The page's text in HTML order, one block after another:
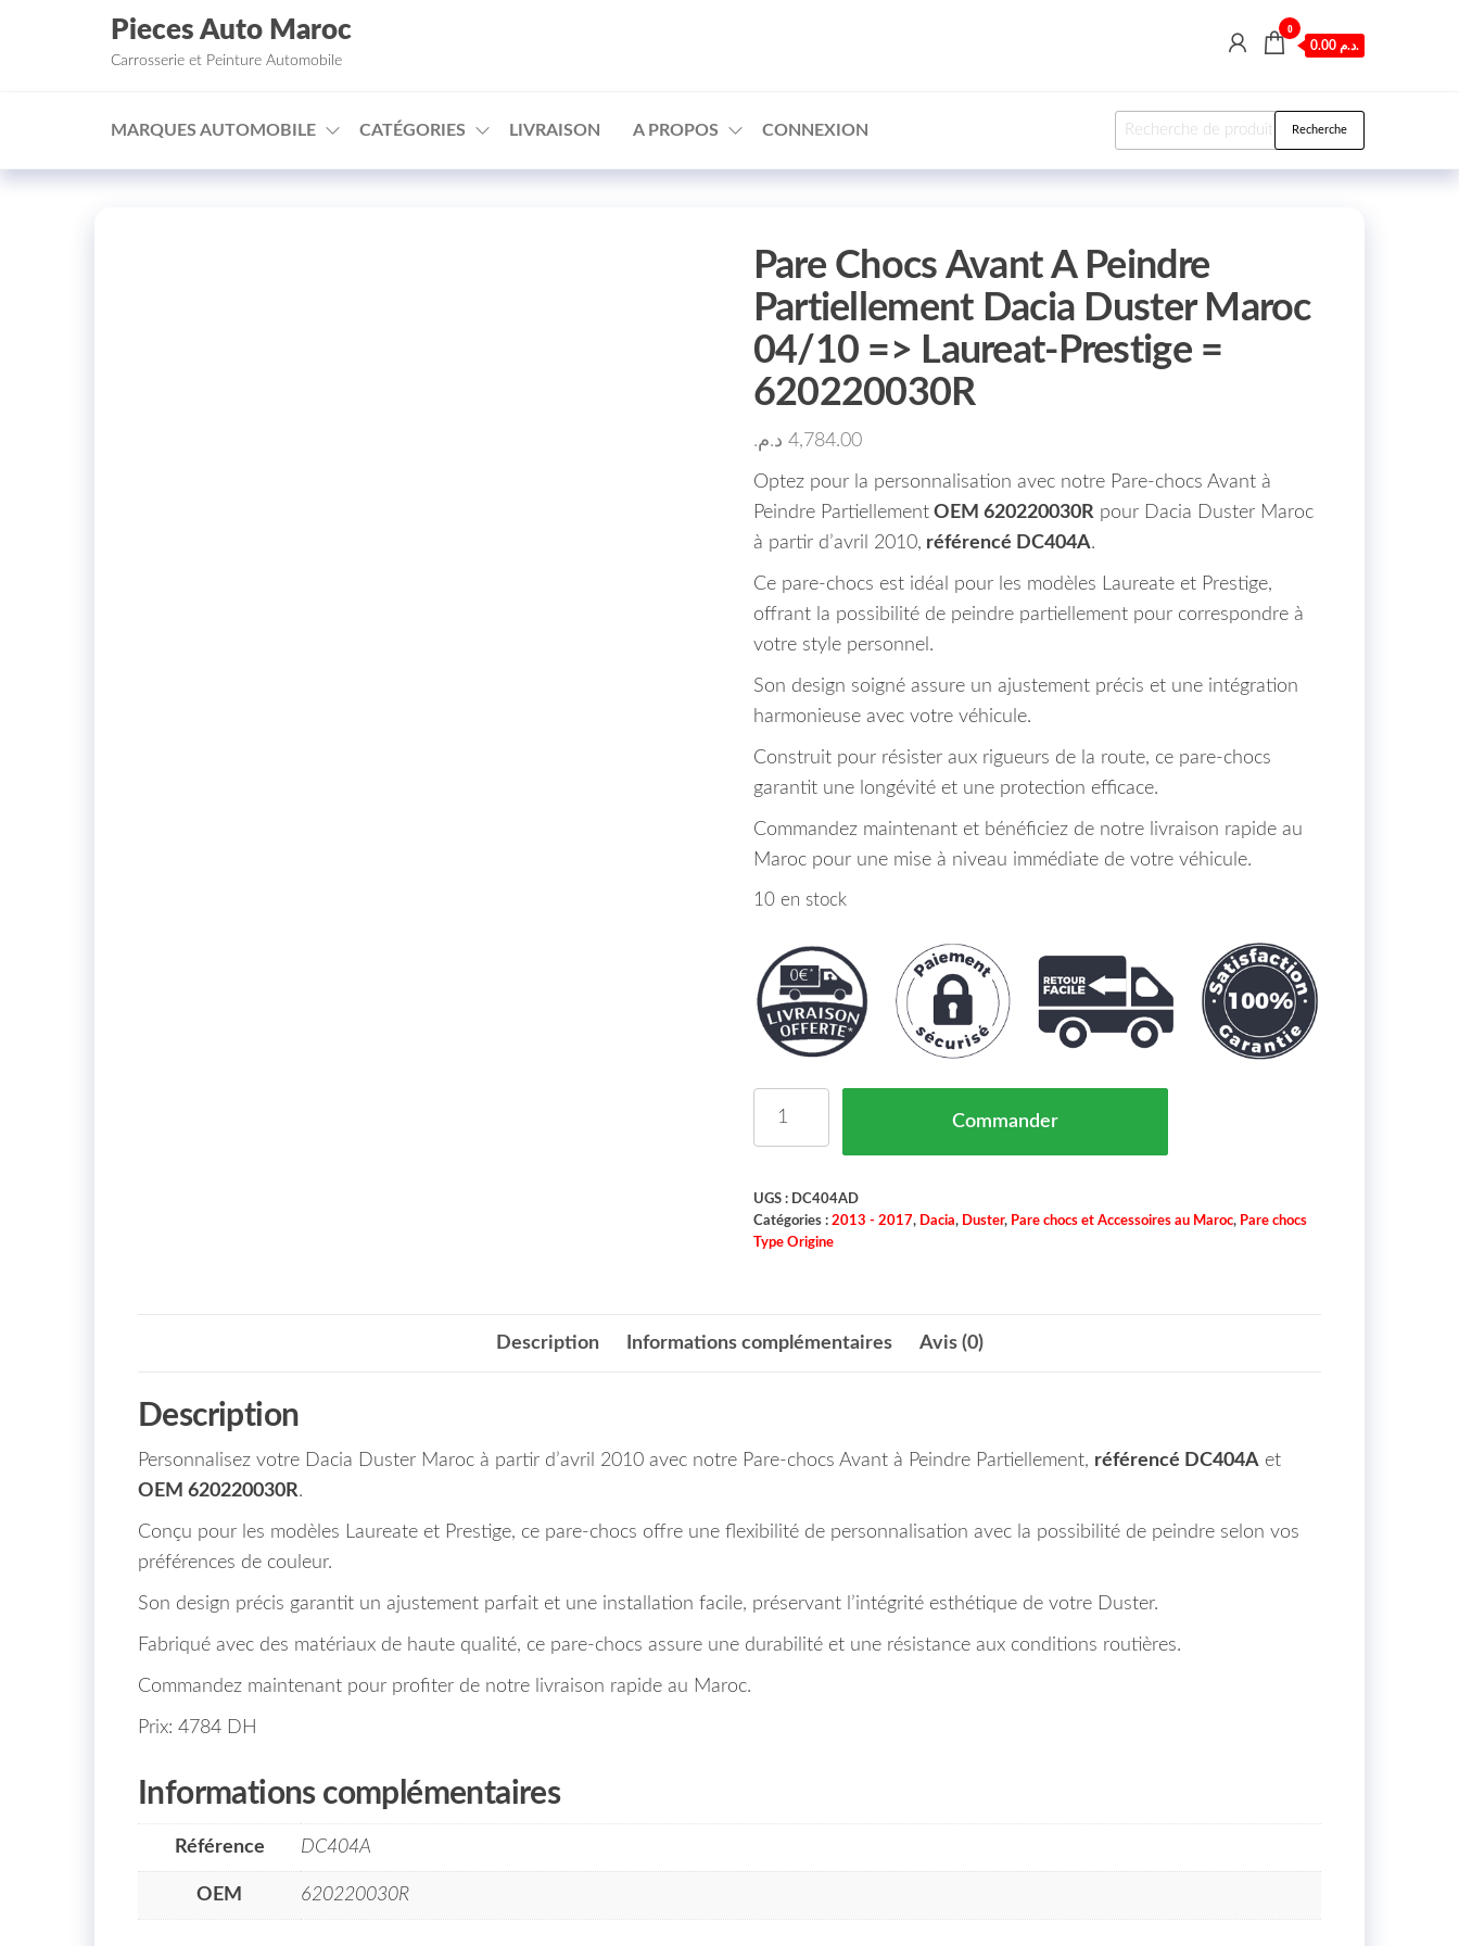
□
Aller au contenu
Pieces Auto Maroc
Carrosserie et Peinture Automobile
0
0.00 د.م.
MARQUES AUTOMOBILE CATÉGORIES LIVRAISON A PROPOS CONNEXION Recherche pour : Recherche
Pare Chocs Avant A Peindre
Partiellement Dacia Duster Maroc
04/10 => Laureat-Prestige =
620220030R
4,784.00 د.م.
Optez pour la personnalisation avec notre Pare-chocs Avant à
Peindre PartiellementOEM 620220030Rpour Dacia Duster Maroc
à partir d’avril 2010, référencé DC404A.
Ce pare-chocs est idéal pour les modèles Laureate et Prestige,
offrant la possibilité de peindre partiellement pour correspondre à
votre style personnel.
Son design soigné assure un ajustement précis et une intégration
harmonieuse avec votre véhicule.
Construit pour résister aux rigueurs de la route, ce pare-chocs
garantit une longévité et une protection efficace.
Commandez maintenant et bénéficiez de notre livraison rapide au
Maroc pour une mise à niveau immédiate de votre véhicule.
10 en stock
Commander
UGS : DC404AD
Catégories : 2013 - 2017, Dacia, Duster, Pare chocs et Accessoires au Maroc, Pare chocs
Type Origine
Description Informations complémentaires Avis (0)
Description
Personnalisez votre Dacia Duster Maroc à partir d’avril 2010 avec notre Pare-chocs Avant à Peindre Partiellement, référencé DC404A et
OEM 620220030R.
Conçu pour les modèles Laureate et Prestige, ce pare-chocs offre une flexibilité de personnalisation avec la possibilité de peindre selon vos
préférences de couleur.
Son design précis garantit un ajustement parfait et une installation facile, préservant l’intégrité esthétique de votre Duster.
Fabriqué avec des matériaux de haute qualité, ce pare-chocs assure une durabilité et une résistance aux conditions routières.
Commandez maintenant pour profiter de notre livraison rapide au Maroc.
Prix: 4784 DH
Informations complémentaires
Référence DC404A
OEM 620220030R